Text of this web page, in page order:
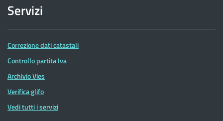
Servizi
Correzione dati catastali
Controllo partita Iva
Archivio Vies
Verifica glifo
Vedi tutti i servizi